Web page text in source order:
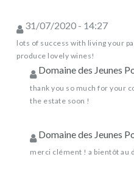
31/07/2020 - 14:27
lots of success with living your
produce lovely wines!
Domaine des Jeunes
thank you so much for your
the estate soon !
Domaine des Jeunes
merci clément ! a bientôt au